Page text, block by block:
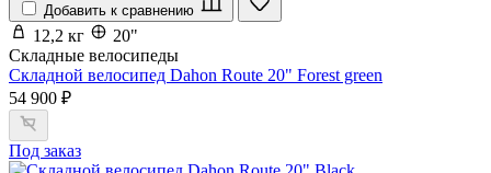
Добавить к сравнению
12,2 кг
20"
Складные велосипеды
Складной велосипед Dahon Route 20" Forest green
54 900 ₽
Под заказ